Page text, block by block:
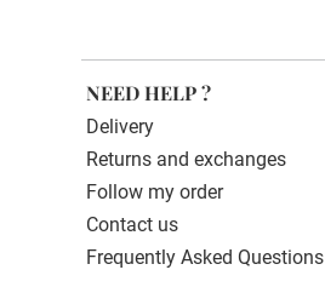
NEED HELP ?
Delivery
Returns and exchanges
Follow my order
Contact us
Frequently Asked Questions